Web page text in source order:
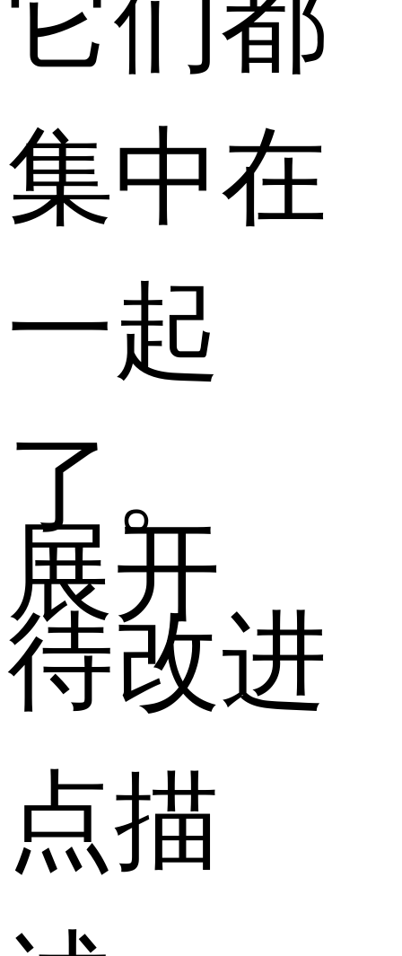
集中在
一起
了。
展开
待改进
点描